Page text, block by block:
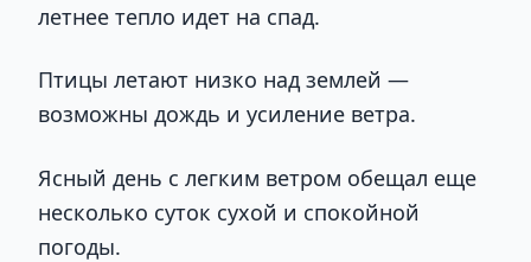
летнее тепло идет на спад.
Птицы летают низко над землей —
возможны дождь и усиление ветра.
Ясный день с легким ветром обещал еще
несколько суток сухой и спокойной
погоды.